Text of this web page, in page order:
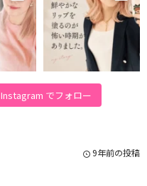
Instagram でフォロー
9年前の投稿